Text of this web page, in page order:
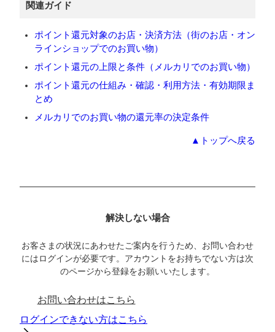
関連ガイド
ポイント還元対象のお店・決済方法（街のお店・オン
ラインショップでのお買い物）
ポイント還元の上限と条件（メルカリでのお買い物）
ポイント還元の仕組み・確認・利用方法・有効期限ま
とめ
メルカリでのお買い物の還元率の決定条件
▲トップへ戻る
解決しない場合
お客さまの状況にあわせたご案内を行うため、お問い合わせ
にはログインが必要です。アカウントをお持ちでない方は次
のページから登録をお願いいたします。
お問い合わせはこちら
ログインできない方はこちら